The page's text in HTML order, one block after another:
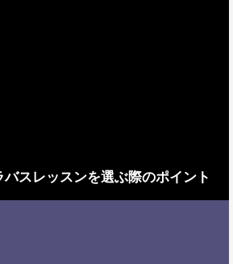
バスレッスンを選ぶ際のポイント